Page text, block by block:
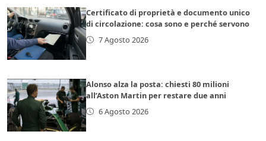
Certificato di proprietà e documento unico
di circolazione: cosa sono e perché servono
7 Agosto 2026
Alonso alza la posta: chiesti 80 milioni
all’Aston Martin per restare due anni
6 Agosto 2026